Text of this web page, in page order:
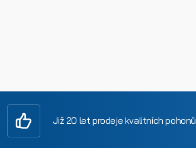
Již 20 let prodeje kvalitních pohonů